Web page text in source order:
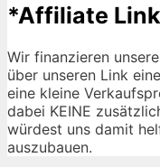
*Affiliate
Wir finanzieren
über unseren Link
eine kleine
dabei KEINE
würdest uns damit
auszubauen.